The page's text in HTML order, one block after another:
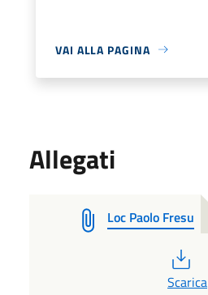
VAI ALLA PAGINA
Allegati
Loc Paolo Fresu
PDF
Scarica